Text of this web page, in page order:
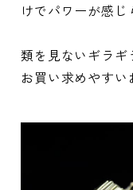
けでパワーが感じ
類を見ないギラギ
お買い求めやす